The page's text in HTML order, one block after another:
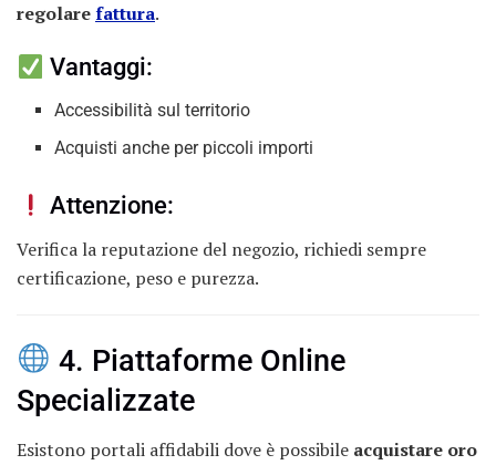
regolarefattura.
Vantaggi:
Accessibilità sul territorio
Acquisti anche per piccoli importi
Attenzione:
Verifica la reputazione del negozio, richiedi sempre
certificazione, peso e purezza.
4. Piattaforme Online
Specializzate
Esistono portali affidabili dove è possibile acquistare oro